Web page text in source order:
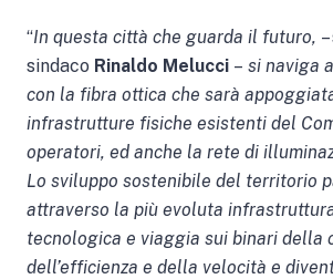
“In questa città che guarda il futuro,
sindaco Rinaldo Melucci – si naviga
con la fibra ottica che sarà
infrastrutture fisiche esistenti del
operatori, ed anche la rete di
Lo sviluppo sostenibile del territorio
attraverso la più evoluta
tecnologica e viaggia sui binari della
dell’efficienza e della velocità e